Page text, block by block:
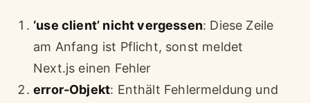
‘use client’ nicht vergessen: Diese Zeile
am Anfang ist Pflicht, sonst meldet
Next.js einen Fehler
error-Objekt: Enthält Fehlermeldung und